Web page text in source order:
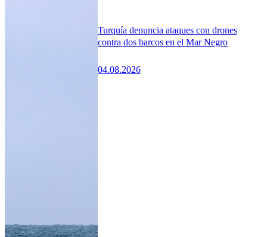
Turquía denuncia ataques con drones
contra dos barcos en el Mar Negro
04.08.2026